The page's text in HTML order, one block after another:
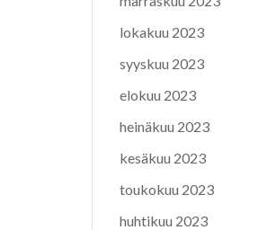
lokakuu 2023
syyskuu 2023
elokuu 2023
heinäkuu 2023
kesäkuu 2023
toukokuu 2023
huhtikuu 2023